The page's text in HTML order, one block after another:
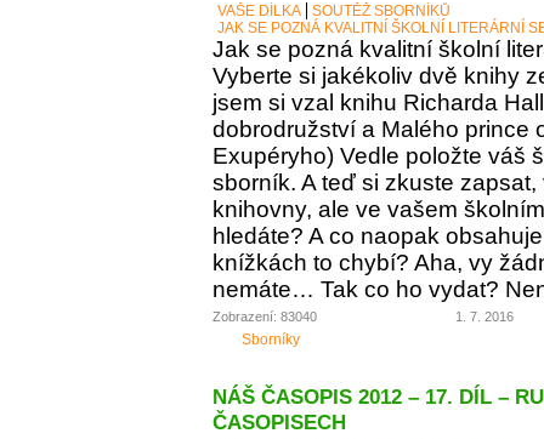
VAŠE DÍLKA
SOUTĚŽ SBORNÍKŮ
JAK SE POZNÁ KVALITNÍ ŠKOLNÍ LITERÁRNÍ
Jak se pozná kvalitní školní
Vyberte si jakékoliv dvě knihy
jsem si vzal knihu Richarda
dobrodružství a Malého prince
Exupéryho) Vedle položte váš
sborník. A teď si zkuste
knihovny, ale ve vašem
hledáte? A co naopak
knížkách to chybí? Aha, vy
nemáte… Tak co ho vydat?
Zobrazení: 83040 1. 7. 2016
Sborníky
NÁŠ ČASOPIS 2012 – 17. DÍL –
ČASOPISECH